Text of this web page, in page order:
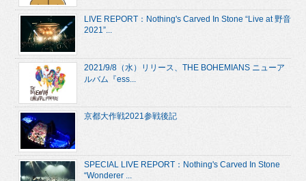
LIVE REPORT：Nothing's Carved In Stone “Live at 野音
2021”...
2021/9/8（水）リリース、THE BOHEMIANS ニューア
ルバム『ess...
京都大作戦2021参戦後記
SPECIAL LIVE REPORT：Nothing's Carved In Stone
“Wonderer ...